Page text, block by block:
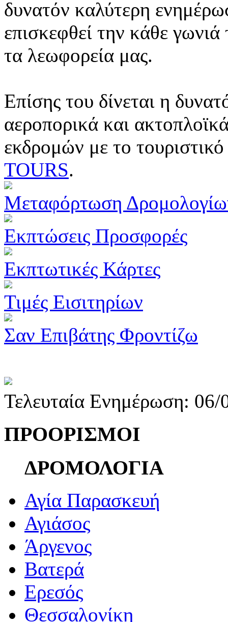
δυνατόν καλύτερη
επισκεφθεί την κάθε
τα λεωφορεία μας.
Επίσης του δίνεται η
αεροπορικά και
εκδρομών με το
TOURS.
Μεταφόρτωση
Εκπτώσεις Προσφορές
Εκπτωτικές Κάρτες
Τιμές Εισιτηρίων
Σαν Επιβάτης Φροντίζω
Τελευταία Ενημέρωση:
ΠΡΟΟΡΙΣΜΟΙ
ΔΡΟΜΟΛΟΓΙΑ
Αγία Παρασκευή
Αγιάσος
Άργενος
Βατερά
Ερεσός
Θεσσαλονίκη